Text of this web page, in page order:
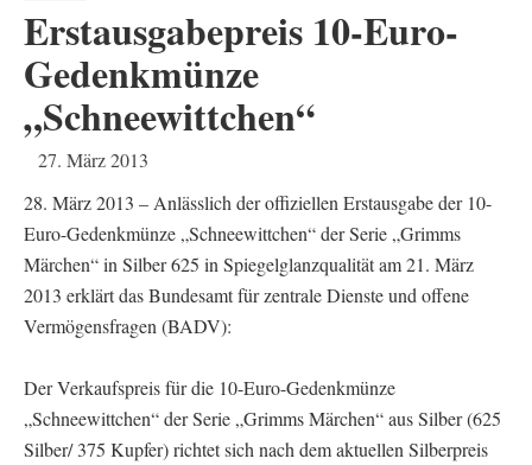
Erstausgabepreis 10-Euro-
Gedenkmünze
„Schneewittchen“
27. März 2013
28. März 2013 – Anlässlich der offiziellen Erstausgabe der 10-
Euro-Gedenkmünze „Schneewittchen“ der Serie „Grimms
Märchen“ in Silber 625 in Spiegelglanzqualität am 21. März
2013 erklärt das Bundesamt für zentrale Dienste und offene
Vermögensfragen (BADV):
Der Verkaufspreis für die 10-Euro-Gedenkmünze
„Schneewittchen“ der Serie „Grimms Märchen“ aus Silber (625
Silber/ 375 Kupfer) richtet sich nach dem aktuellen Silberpreis